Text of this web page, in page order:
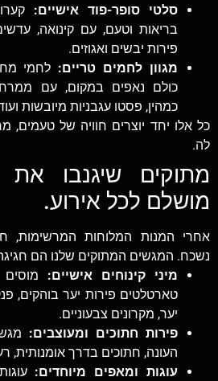
סלטי סופר-פוד אישיים:
בריאות וטעם, עם קינואה,
פירות יבשים ואגוזים.
מגוון לחמים טריים: לחמי
כולם נאפים במקום, עם
כמהין, פסטו עגבניות מיובשות
כל אלו יחד יוצרים חוויה של טעמים,
לה.
מתוקים שיגנבו
מושלם לכל אירוע.
אחרי המנות המלוחות המרשימות,
נשכח. המגשים המתוקים שלנו הם חגיגה
מיני קינוחים אישיים: מוסים
טארטלטים פירות יער בוהקים,
יער, מקרונים צבעוניים.
פירות חתוכים ומעוצבים:
העונה, חתוכים בדרך אומנותית,
עוגות ומאפים מיוחדים: